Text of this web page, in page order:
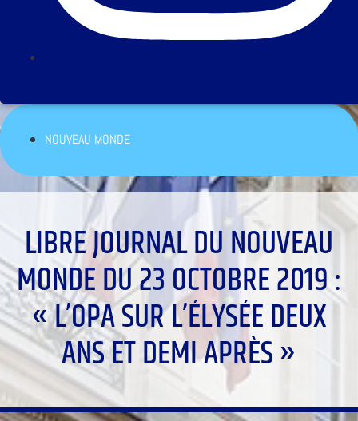
NOUVEAU MONDE
LIBRE JOURNAL DU NOUVEAU
MONDE DU 23 OCTOBRE 2019 :
« L’OPA SUR L’ÉLYSÉE DEUX
ANS ET DEMI APRÈS »